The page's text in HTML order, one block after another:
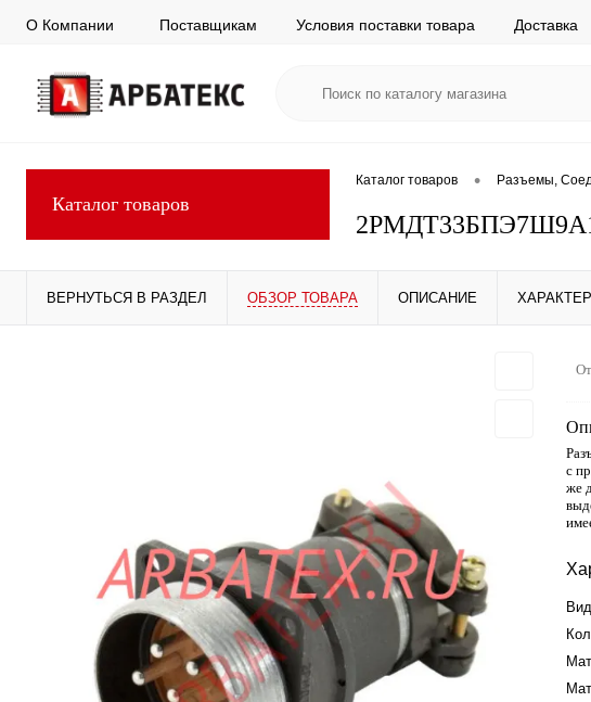
О Компании Поставщикам Условия поставки товара Доставка
Каталог товаров
Каталог товаров • Разъемы,
ВЕРНУТЬСЯ В РАЗДЕЛ ОБЗОР ТОВАРА ОПИСАНИЕ
с
же